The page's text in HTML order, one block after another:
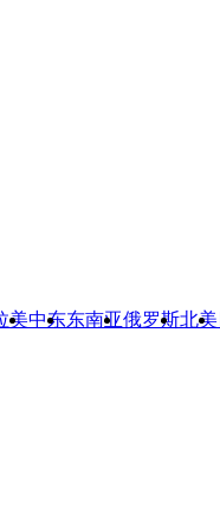
美中东东南亚俄罗斯北美